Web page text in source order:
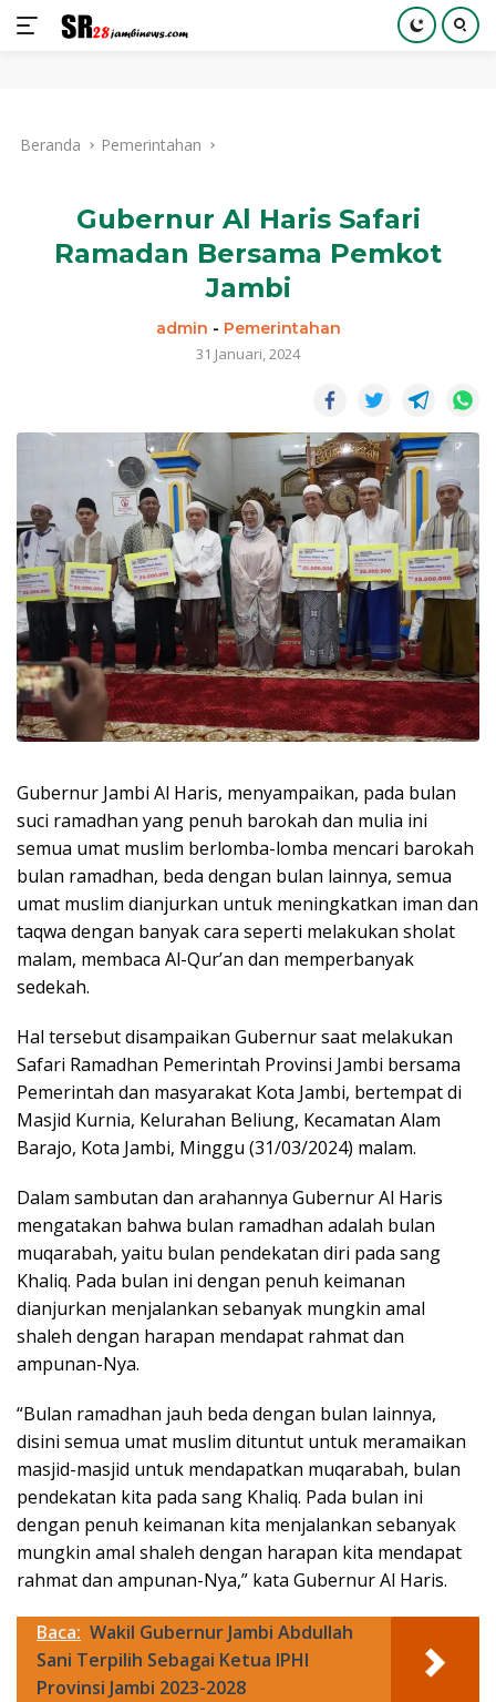
kontenBeranda Pemerintahan
Gubernur Al Haris Safari
Ramadan Bersama Pemkot
Jambi
admin - Pemerintahan
31 Januari, 2024
Gubernur Jambi Al Haris, menyampaikan, pada bulan
suci ramadhan yang penuh barokah dan mulia ini
semua umat muslim berlomba-lomba mencari barokah
bulan ramadhan, beda dengan bulan lainnya, semua
umat muslim dianjurkan untuk meningkatkan iman dan
taqwa dengan banyak cara seperti melakukan sholat
malam, membaca Al-Qur’an dan memperbanyak
sedekah.
Hal tersebut disampaikan Gubernur saat melakukan
Safari Ramadhan Pemerintah Provinsi Jambi bersama
Pemerintah dan masyarakat Kota Jambi, bertempat di
Masjid Kurnia, Kelurahan Beliung, Kecamatan Alam
Barajo, Kota Jambi, Minggu (31/03/2024) malam.
Dalam sambutan dan arahannya Gubernur Al Haris
mengatakan bahwa bulan ramadhan adalah bulan
muqarabah, yaitu bulan pendekatan diri pada sang
Khaliq. Pada bulan ini dengan penuh keimanan
dianjurkan menjalankan sebanyak mungkin amal
shaleh dengan harapan mendapat rahmat dan
ampunan-Nya.
“Bulan ramadhan jauh beda dengan bulan lainnya,
disini semua umat muslim dituntut untuk meramaikan
masjid-masjid untuk mendapatkan muqarabah, bulan
pendekatan kita pada sang Khaliq. Pada bulan ini
dengan penuh keimanan kita menjalankan sebanyak
mungkin amal shaleh dengan harapan kita mendapat
rahmat dan ampunan-Nya,” kata Gubernur Al Haris.
Baca: Wakil Gubernur Jambi Abdullah
Sani Terpilih Sebagai Ketua IPHI
Provinsi Jambi 2023-2028